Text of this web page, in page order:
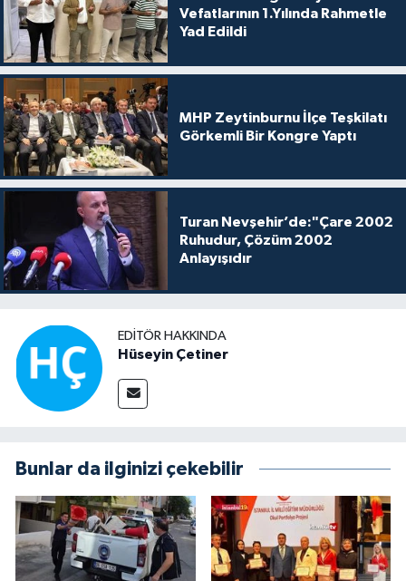
Vefatlarının 1.Yılında Rahmetle
Yad Edildi
MHP Zeytinburnu İlçe Teşkilatı
Görkemli Bir Kongre Yaptı
Turan Nevşehir’de:"Çare 2002
Ruhudur, Çözüm 2002
Anlayışıdır
EDITÖR HAKKINDA
Hüseyin Çetiner
Bunlar da ilginizi çekebilir